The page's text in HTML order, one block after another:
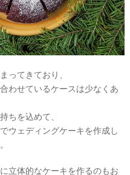
ってきており、
わせているケースは少なくあ
ちを込めて、
ウェディングケーキを作成し
立体的なケーキを作るのもお